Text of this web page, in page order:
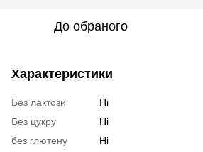
До обраного
Характеристики
Без лактози
Ні
Без цукру
Ні
без глютену
Ні